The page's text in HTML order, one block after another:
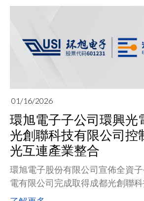
最佳 1%」殊榮，彰顯公司永續治
01/16/2026
環旭電子子公司環興光
光創聯科技有限公司控
光互連產業整合
環旭電子股份有限公司宣佈全資
電有限公司完成取得成都光創聯
（EugenLight Technologies）控